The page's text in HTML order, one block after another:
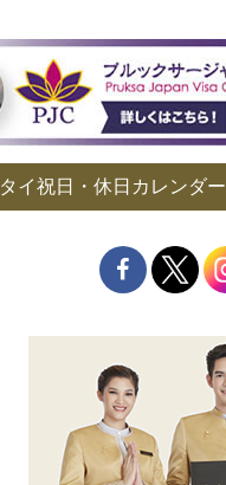
タイ祝日・休日カレンダー